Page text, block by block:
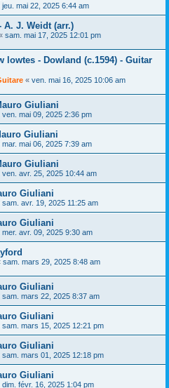
jeu. mai 22, 2025 6:44 am
A. J. Weidt (arr.)
sam. mai 17, 2025 12:01 pm
lowtes - Dowland (c.1594) - Guitar
« ven. mai 16, 2025 10:06 am
Giuliani
ven. mai 09, 2025 2:36 pm
Giuliani
mar. mai 06, 2025 7:39 am
Giuliani
ven. avr. 25, 2025 10:44 am
Giuliani
sam. avr. 19, 2025 11:25 am
Giuliani
mer. avr. 09, 2025 9:30 am
sam. mars 29, 2025 8:48 am
Giuliani
sam. mars 22, 2025 8:37 am
Giuliani
sam. mars 15, 2025 12:21 pm
Giuliani
sam. mars 01, 2025 12:18 pm
Giuliani
dim. févr. 16, 2025 1:04 pm